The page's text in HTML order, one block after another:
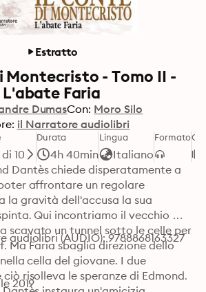
Estratto
Montecristo - Tomo II -
L'abate Faria
DumasCon: Moro Silo
il Narratore audiolibri
10
Durata
4h 40min
Lingua
Italiano
Formato
Dantès chiede disperatamente a
affrontare un regolare
la gravità dell'accusa la sua
Qui incontriamo il vecchio
scavato un tunnel sotto le celle per
Ma Faria sbaglia direzione dello
cella del giovane. I due
risolleva le speranze di Edmond.
audiolibri (AUDIO): 9788868163327
2019